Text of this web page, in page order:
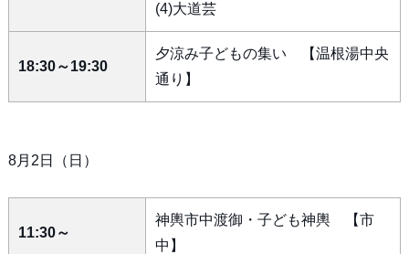
(4)大道芸
18:30～19:30
夕涼み子どもの集い 【温根湯中央
通り】
8月2日（日）
11:30～
神輿市中渡御・子ども神輿 【市
中】